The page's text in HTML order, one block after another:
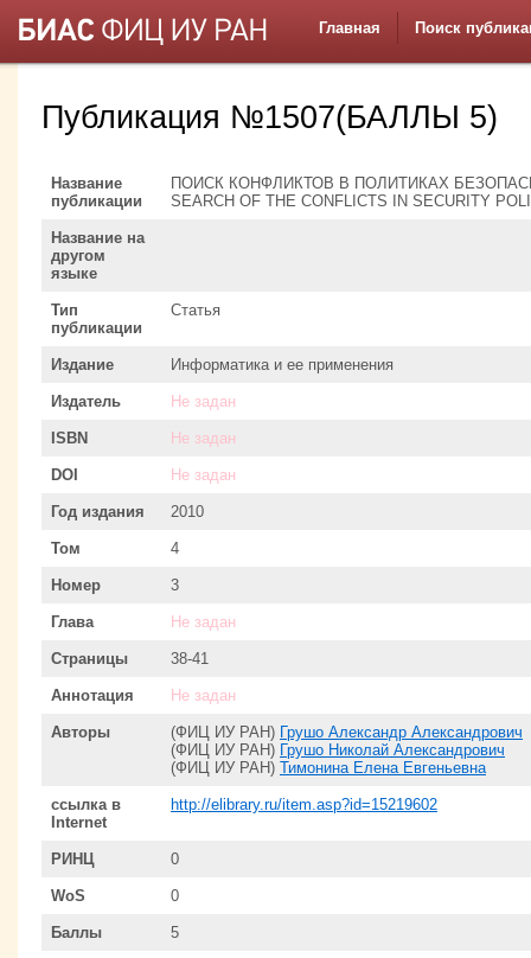
Главная Поиск
Публикация №1507(БАЛЛЫ 5)
Название
публикации
ПОИСК КОНФЛИКТОВ В ПОЛИТИКАХ
SEARCH OF THE CONFLICTS IN SECURITY
Название на
другом
языке
Тип
публикации
Статья
Издание Информатика и ее применения
Издатель Не задан
ISBN Не задан
DOI Не задан
Год издания 2010
Том 4
Номер 3
Глава Не задан
Страницы 38-41
Аннотация Не задан
Авторы (ФИЦ ИУ РАН) Грушо Александр Александрович
(ФИЦ ИУ РАН) Грушо Николай Александрович
(ФИЦ ИУ РАН) Тимонина Елена Евгеньевна
ссылка в
Internet
http://elibrary.ru/item.asp?id=15219602
РИНЦ 0
WoS 0
Баллы 5